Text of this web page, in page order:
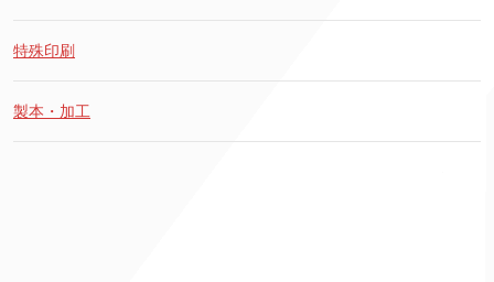
特殊印刷
製本・加工